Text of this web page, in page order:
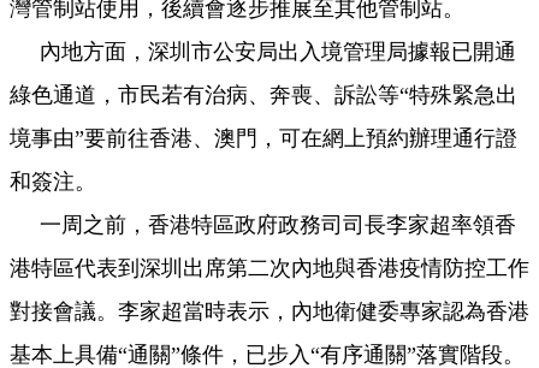
灣管制站使用，後續會逐步推展至其他管制站。
內地方面，深圳市公安局出入境管理局據報已開通
綠色通道，市民若有治病、奔喪、訴訟等“特殊緊急出
境事由”要前往香港、澳門，可在網上預約辦理通行證
和簽注。
一周之前，香港特區政府政務司司長李家超率領香
港特區代表到深圳出席第二次內地與香港疫情防控工作
對接會議。李家超當時表示，內地衛健委專家認為香港
基本上具備“通關”條件，已步入“有序通關”落實階段。